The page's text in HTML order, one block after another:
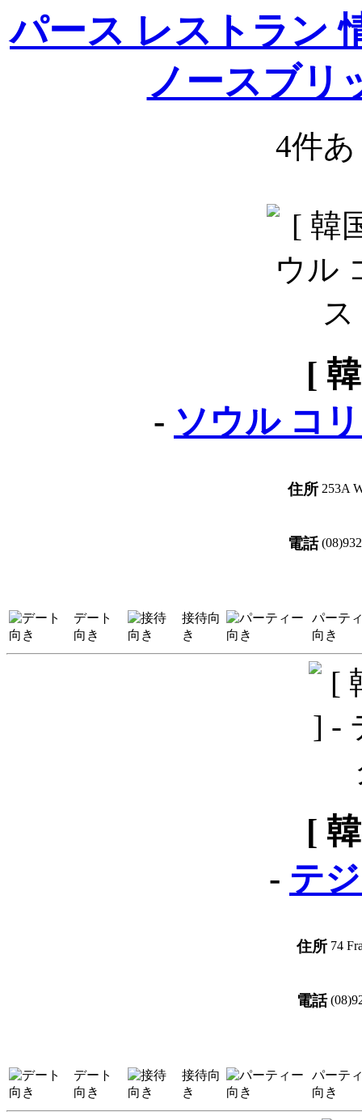
パース レストラン
ノースブリ
4件
[
- ソウル コ
住所 253A
電話
デート
向き
接待向
き
パーテ
向き
[
- テ
住所 74
電話
デート
向き
接待向
き
パーテ
向き